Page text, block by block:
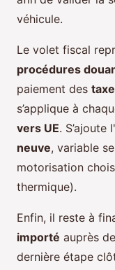
véhicule.
Le volet fiscal
procédures
paiement des
s’applique à
vers UE. S’ajoute l'
neuve, variable
motorisation
thermique).
Enfin, il reste à
importé auprès
dernière étape